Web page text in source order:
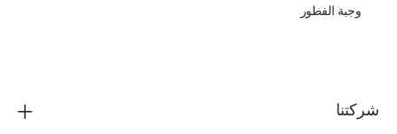
وجبة الفطور
شركتنا